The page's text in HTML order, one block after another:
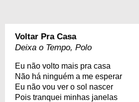
Voltar Pra Casa
Deixa o Tempo, Polo
Eu não volto mais pra casa
Não há ninguém a me esperar
Eu não vou ver o sol nascer
Pois tranquei minhas janelas